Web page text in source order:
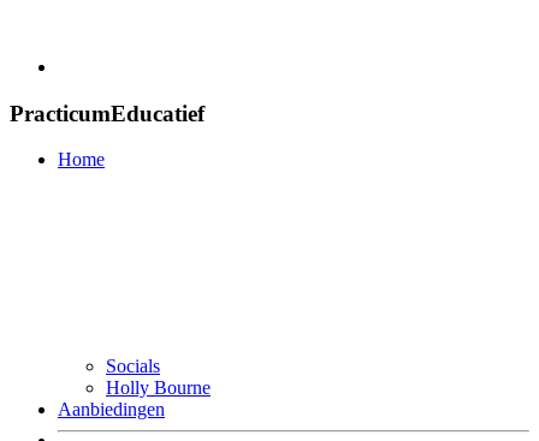
PracticumEducatief
Home
Socials
Holly Bourne
Aanbiedingen